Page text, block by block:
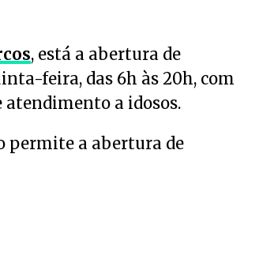
, está a abertura de
feira, das 6h às 20h, com
a idosos.
permite a abertura de